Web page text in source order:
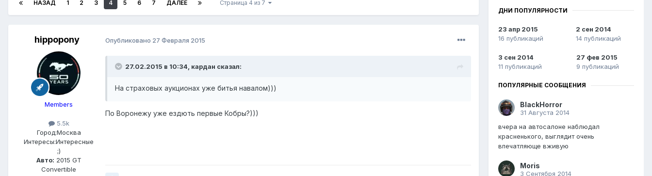
НАЗАД 1 2 3 4 5 6 7 ДАЛЕЕ Страница 4 из 7
hippopony
Members
5.5k
Город:Москва
Интересы:Интересные
;)
Авто: 2015 GT
Convertible
Опубликовано 27 Февраля 2015
27.02.2015 в 10:34, кардан сказал:
На страховых аукционах уже битья навалом)))
По Воронежу уже ездють первые Кобры?)))
ДНИ ПОПУЛЯРНОСТИ
23 апр 2015
16 публикаций
2 сен 2014
14 публикаций
3 сен 2014
11 публикаций
27 фев 2015
9 публикаций
ПОПУЛЯРНЫЕ СООБЩЕНИЯ
BlackHorror
31 Августа 2014
вчера на автосалоне наблюдал
красненького, выглядит очень
впечатляюще вживую
Moris
3 Сентября 2014